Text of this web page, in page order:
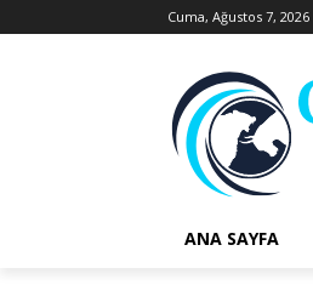
Cuma, Ağustos 7, 2026
ANA SAYFA